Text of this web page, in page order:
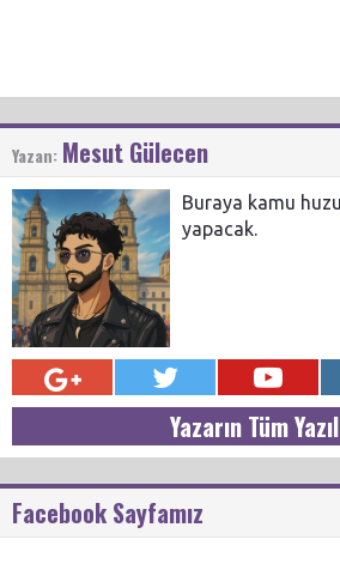
Yazan: Mesut Gülecen
Buraya kamu
yapacak.
Yazarın Tüm
Facebook Sayfamız